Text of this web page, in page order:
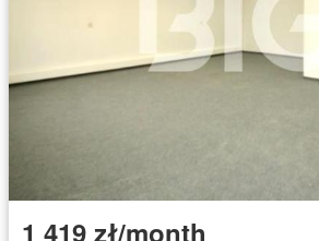
1 419 zł/month